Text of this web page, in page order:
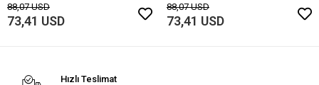
88,07 USD
73,41 USD
88,07 USD
73,41 USD
Hızlı Teslimat